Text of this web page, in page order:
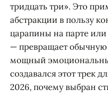
тридцать три». Это
абстракции в пользу
царапины на парте
— превращает
мощный
создавался этот трек
2026, почему выбран